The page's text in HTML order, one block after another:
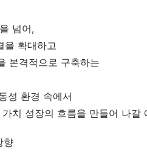
넘어,
을 확대하고
본격적으로 구축하는
성 환경 속에서
치 성장의 흐름을 만들어 나갈
향